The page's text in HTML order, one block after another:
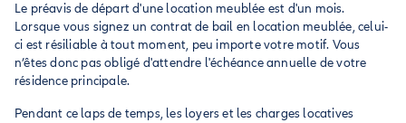
Le préavis de départ d'une location meublée est d'un mois.
Lorsque vous signez un contrat de bail en location meublée, celui-
ci est résiliable à tout moment, peu importe votre motif. Vous
n’êtes donc pas obligé d'attendre l'échéance annuelle de votre
résidence principale.
Pendant ce laps de temps, les loyers et les charges locatives